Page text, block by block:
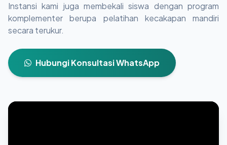
Instansi kami juga membekali siswa dengan program
komplementer berupa pelatihan kecakapan mandiri
secara terukur.
Hubungi Konsultasi WhatsApp